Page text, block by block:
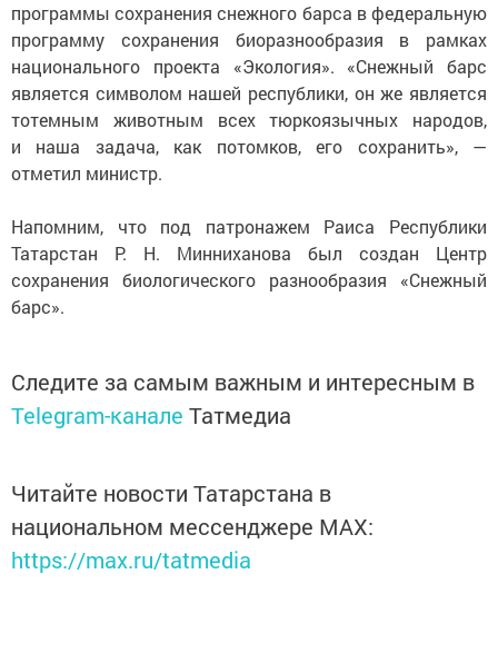
программы сохранения снежного барса в федеральную
программу сохранения биоразнообразия в рамках
национального проекта «Экология». «Снежный барс
является символом нашей республики, он же является
тотемным животным всех тюркоязычных народов,
и наша задача, как потомков, его сохранить», —
отметил министр.
Напомним, что под патронажем Раиса Республики
Татарстан Р. Н. Минниханова был создан Центр
сохранения биологического разнообразия «Снежный
барс».
Следите за самым важным и интересным в
Telegram-канале Татмедиа
Читайте новости Татарстана в
национальном мессенджере MАХ:
https://max.ru/tatmedia